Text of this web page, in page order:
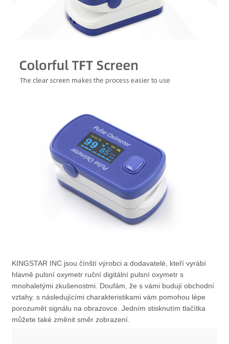
KINGSTAR INC jsou čínští výrobci a dodavatelé, kteří vyrábí
hlavně pulsní oxymetr ruční digitální pulsní oxymetr s
mnohaletými zkušenostmi. Doufám, že s vámi budují obchodní
vztahy. s následujícími charakteristikami vám pomohou lépe
porozumět signálu na obrazovce. Jedním stisknutím tlačítka
můžete také změnit směr zobrazení.